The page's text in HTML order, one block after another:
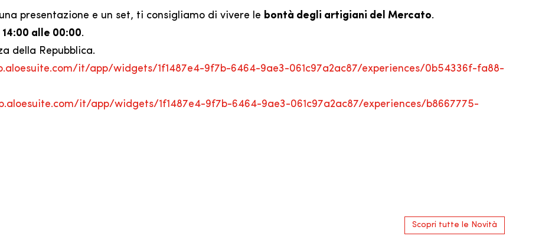
presentazione e un set, ti consigliamo di vivere le bontà degli artigiani del Mercato.
alle 00:00.
della Repubblica.
it/app/widgets/1f1487e4-9f7b-6464-9ae3-061c97a2ac87/experiences/0b54336f-fa88-
it/app/widgets/1f1487e4-9f7b-6464-9ae3-061c97a2ac87/experiences/b8667775-
Scopri tutte le Novità